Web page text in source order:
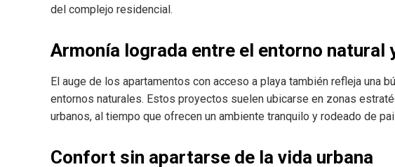
del complejo residencial.
Armonía lograda entre el entorno natural
El auge de los apartamentos con acceso a playa también refleja una
entornos naturales. Estos proyectos suelen ubicarse en zonas
urbanos, al tiempo que ofrecen un ambiente tranquilo y rodeado de
Confort sin apartarse de la vida urbana